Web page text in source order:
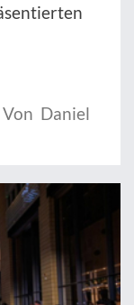
Von Daniel